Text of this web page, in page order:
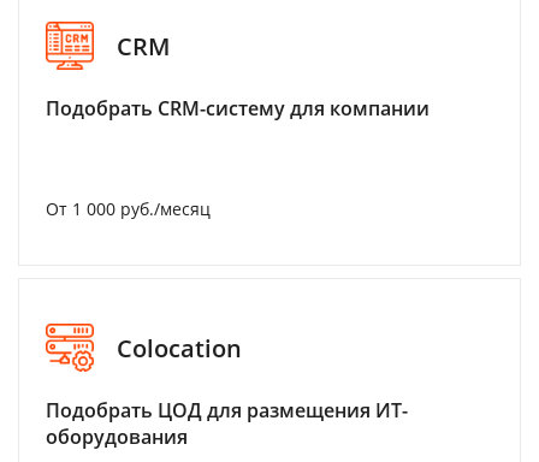
CRM
Подобрать CRM-систему для компании
От 1 000 руб./месяц
Colocation
Подобрать ЦОД для размещения ИТ-
оборудования